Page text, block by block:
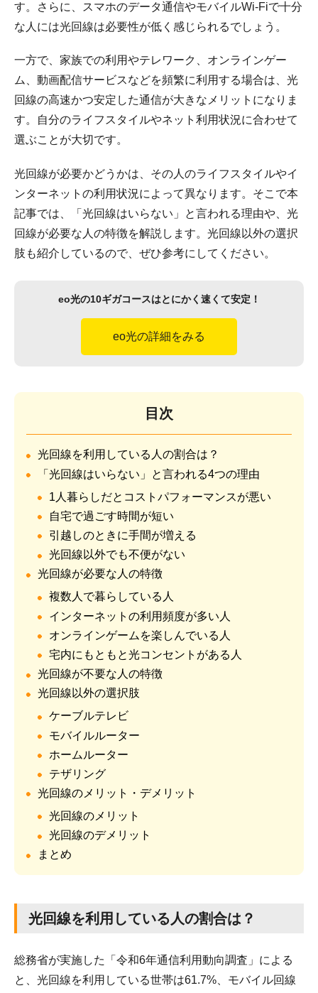
す。さらに、スマホのデータ通信やモバイルWi-Fiで十分
な人には光回線は必要性が低く感じられるでしょう。
一方で、家族での利用やテレワーク、オンラインゲー
ム、動画配信サービスなどを頻繁に利用する場合は、光
回線の高速かつ安定した通信が大きなメリットになりま
す。自分のライフスタイルやネット利用状況に合わせて
選ぶことが大切です。
光回線が必要かどうかは、その人のライフスタイルやイ
ンターネットの利用状況によって異なります。そこで本
記事では、「光回線はいらない」と言われる理由や、光
回線が必要な人の特徴を解説します。光回線以外の選択
肢も紹介しているので、ぜひ参考にしてください。
eo光の10ギガコースはとにかく速くて安定！
eo光の詳細をみる
目次
光回線を利用している人の割合は？
「光回線はいらない」と言われる4つの理由
1人暮らしだとコストパフォーマンスが悪い
自宅で過ごす時間が短い
引越しのときに手間が増える
光回線以外でも不便がない
光回線が必要な人の特徴
複数人で暮らしている人
インターネットの利用頻度が多い人
オンラインゲームを楽しんでいる人
宅内にもともと光コンセントがある人
光回線が不要な人の特徴
光回線以外の選択肢
ケーブルテレビ
モバイルルーター
ホームルーター
テザリング
光回線のメリット・デメリット
光回線のメリット
光回線のデメリット
まとめ
光回線を利用している人の割合は？
総務省が実施した「令和6年通信利用動向調査」による
と、光回線を利用している世帯は61.7%、モバイル回線